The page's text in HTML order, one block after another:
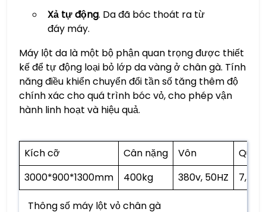
Xả tự động. Da đã bóc thoát ra từ
đáy máy.
Máy lột da là một bộ phận quan trọng được thiết
kế để tự động loại bỏ lớp da vàng ở chân gà. Tính
năng điều khiển chuyển đổi tần số tăng thêm độ
chính xác cho quá trình bóc vỏ, cho phép vận
hành linh hoạt và hiệu quả.
Kích cỡ Cân nặng Vôn
3000*900*1300mm
400kg 380v, 50HZ 7,5kw
Thông số máy lột vỏ chân gà